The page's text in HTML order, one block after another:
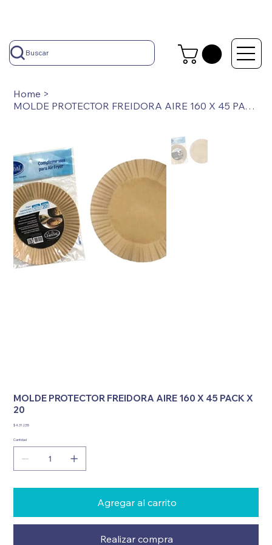
Buscar
Home >
MOLDE PROTECTOR FREIDORA AIRE 160 X 45 PACK X 20
MOLDE PROTECTOR FREIDORA AIRE 160 X 45 PACK X
20
Precio
$ 4.312,55
Cantidad
Agregar al carrito
Realizar compra